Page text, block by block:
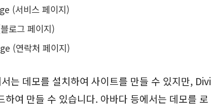
(서비스 페이지)
로그 페이지)
(연락처 페이지)
는 데모를 설치하여 사이트를 만들 수 있지만, Divi
하여 만들 수 있습니다. 아바다 등에서는 데모를 로